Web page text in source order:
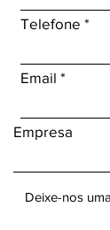
Telefone
Email
Empresa